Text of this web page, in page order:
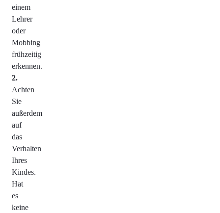
einem
Lehrer
oder
Mobbing
frühzeitig
erkennen.
Achten
Sie
außerdem
auf
das
Verhalten
Ihres
Kindes.
Hat
es
keine